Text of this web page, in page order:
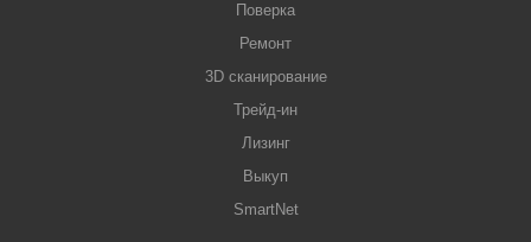
Поверка
Ремонт
3D сканирование
Трейд-ин
Лизинг
Выкуп
SmartNet